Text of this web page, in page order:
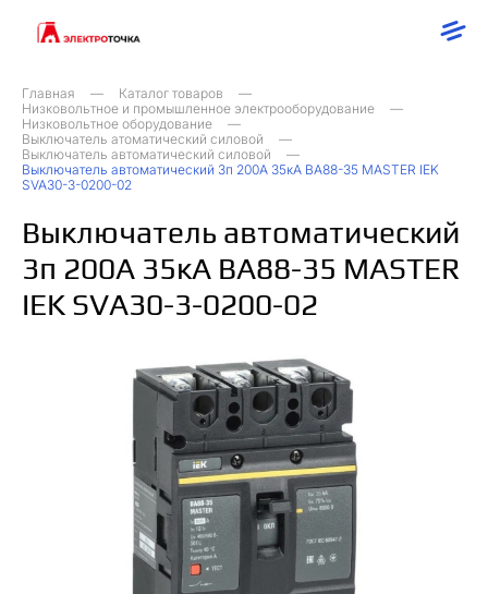
Главная
Каталог товаров
Низковольтное и промышленное электрооборудование
Низковольтное оборудование
Выключатель атоматический силовой
Выключатель автоматический силовой
Выключатель автоматический 3п 200А 35кА ВА88-35 MASTER IEK
SVA30-3-0200-02
Выключатель автоматический
3п 200А 35кА ВА88-35 MASTER
IEK SVA30-3-0200-02